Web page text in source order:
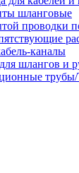
шланговые
проводки
каналы
шлангов и